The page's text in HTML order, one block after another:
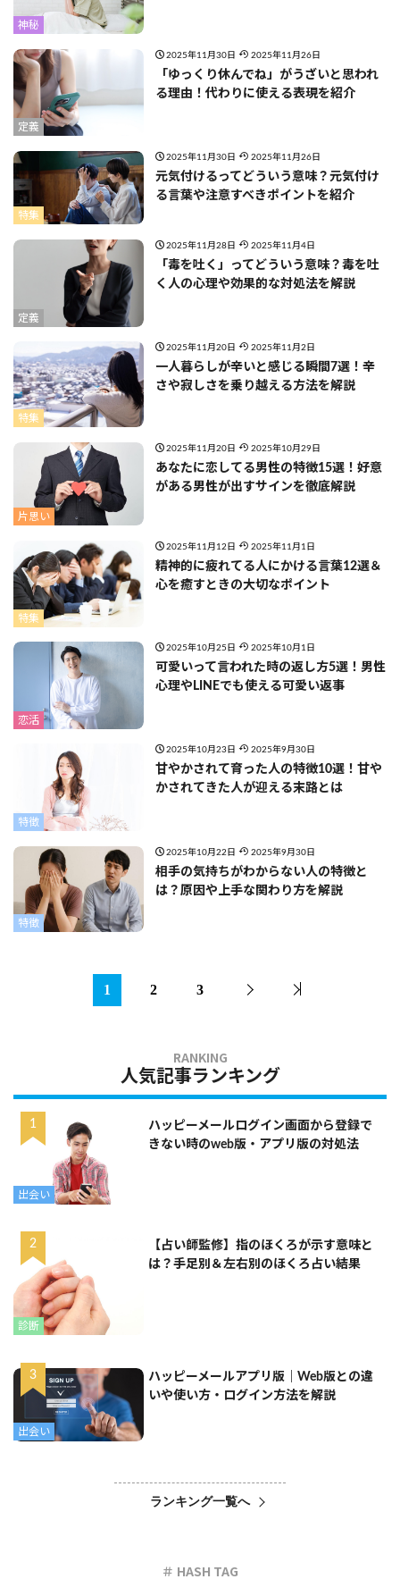
神秘
定義
2025年11月30日 2025年11月26日
「ゆっくり休んでね」がうざいと思われ
る理由！代わりに使える表現を紹介
特集
2025年11月30日 2025年11月26日
元気付けるってどういう意味？元気付け
る言葉や注意すべきポイントを紹介
定義
2025年11月28日 2025年11月4日
「毒を吐く」ってどういう意味？毒を吐
く人の心理や効果的な対処法を解説
特集
2025年11月20日 2025年11月2日
一人暮らしが辛いと感じる瞬間7選！辛
さや寂しさを乗り越える方法を解説
片思い
2025年11月20日 2025年10月29日
あなたに恋してる男性の特徴15選！好意
がある男性が出すサインを徹底解説
特集
2025年11月12日 2025年11月1日
精神的に疲れてる人にかける言葉12選＆
心を癒すときの大切なポイント
恋活
2025年10月25日 2025年10月1日
可愛いって言われた時の返し方5選！男性
心理やLINEでも使える可愛い返事
特徴
2025年10月23日 2025年9月30日
甘やかされて育った人の特徴10選！甘や
かされてきた人が迎える末路とは
特徴
2025年10月22日 2025年9月30日
相手の気持ちがわからない人の特徴と
は？原因や上手な関わり方を解説
1 2 3
人気記事ランキング
出会い
ハッピーメールログイン画面から登録で
きない時のweb版・アプリ版の対処法
診断
【占い師監修】指のほくろが示す意味と
は？手足別＆左右別のほくろ占い結果
出会い
ハッピーメールアプリ版｜Web版との違
いや使い方・ログイン方法を解説
ランキング一覧へ